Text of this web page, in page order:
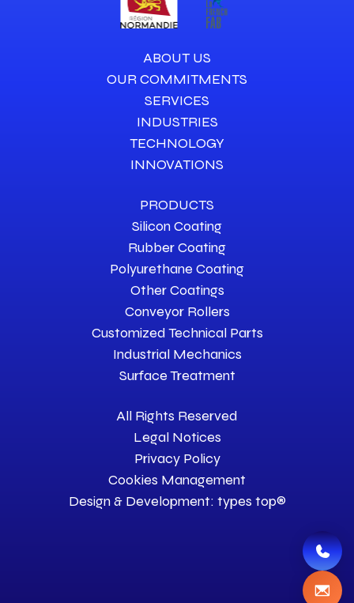
ABOUT US
OUR COMMITMENTS
SERVICES
INDUSTRIES
TECHNOLOGY
INNOVATIONS
PRODUCTS
Silicon Coating
Rubber Coating
Polyurethane Coating
Other Coatings
Conveyor Rollers
Customized Technical Parts
Industrial Mechanics
Surface Treatment
All Rights Reserved
Legal Notices
Privacy Policy
Cookies Management
Design & Development: types top®